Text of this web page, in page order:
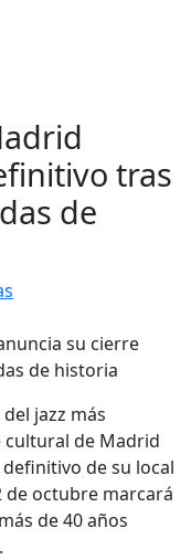
tras
de
jazz más
cultural de Madrid
de su local
de octubre marcará
de 40 años